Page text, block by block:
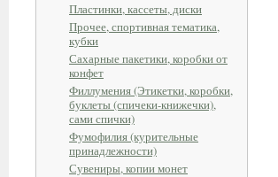
Пластинки, кассеты, диски
Прочее, спортивная тематика,
кубки
Сахарные пакетики, коробки от
конфет
Филлумения (Этикетки, коробки,
буклеты (спичеки-книжечки),
сами спички)
Фумофилия (курительные
принадлежности)
Сувениры, копии монет